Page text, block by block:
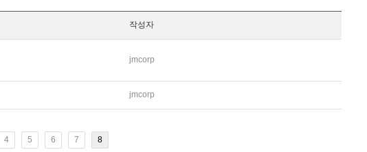
작성자
jmcorp
jmcorp
4 5 6 7 8